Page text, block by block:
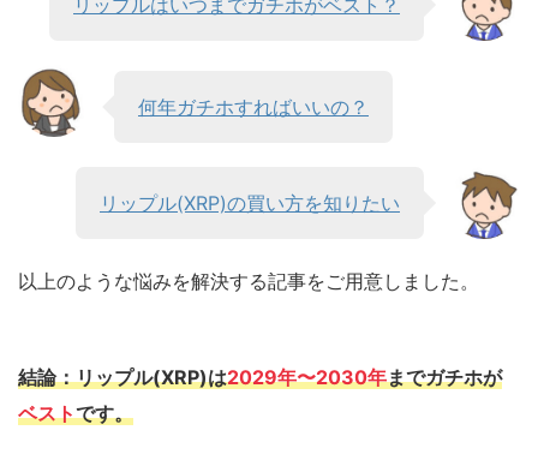
リップルはいつまでガチホがベスト？
何年ガチホすればいいの？
リップル(XRP)の買い方を知りたい
以上のような悩みを解決する記事をご用意しました。
結論：リップル(XRP)は2029年〜2030年までガチホが
ベストです。